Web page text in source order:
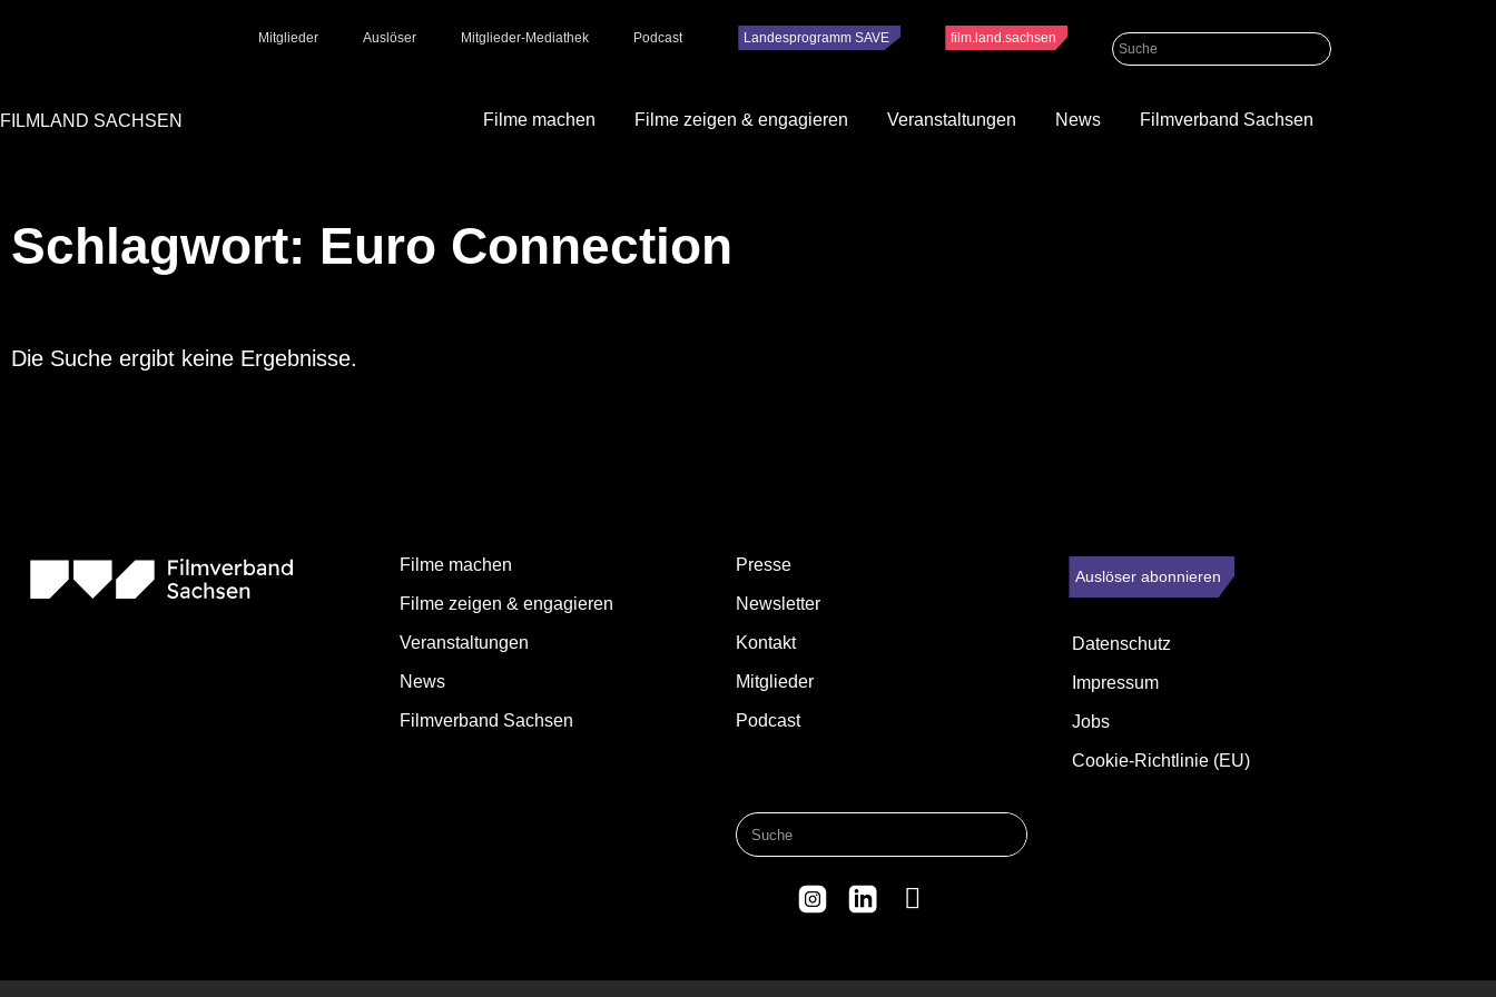
Mitglieder Auslöser Mitglieder-Mediathek Podcast Landesprogramm SAVE film.land.sachsen
FILMLAND SACHSEN Filme machen Filme zeigen & engagieren Veranstaltungen News Filmverband Sachsen
Schlagwort: Euro Connection
Die Suche ergibt keine Ergebnisse.
Filme machen
Filme zeigen & engagieren
Veranstaltungen
News
Filmverband Sachsen
Presse
Newsletter
Kontakt
Mitglieder
Podcast
Auslöser abonnieren
Datenschutz
Impressum
Jobs
Cookie-Richtlinie (EU)